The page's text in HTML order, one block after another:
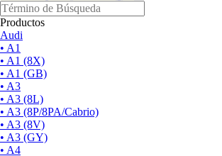
Productos
Audi
• A1
• A1 (8X)
• A1 (GB)
• A3
• A3 (8L)
• A3 (8P/8PA/Cabrio)
• A3 (8V)
• A3 (GY)
• A4